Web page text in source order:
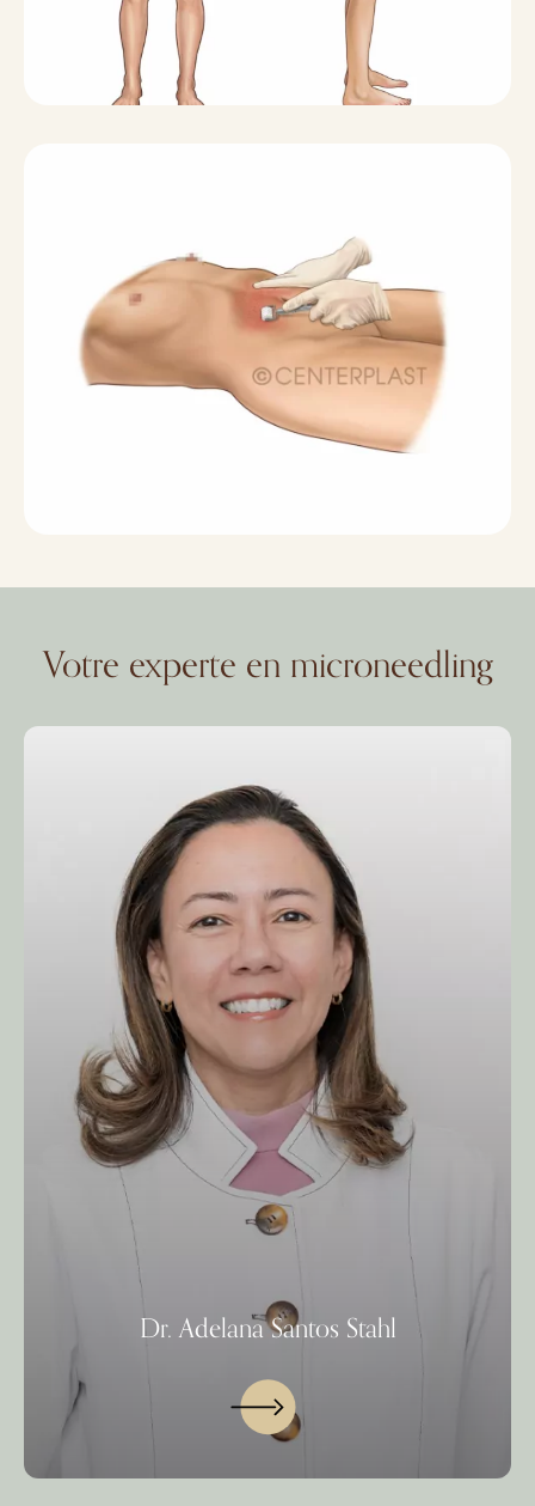
Votre experte en microneedling
Dr. Adelana Santos Stahl